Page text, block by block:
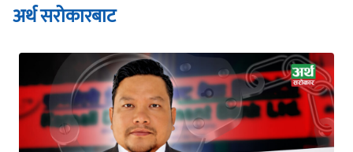
अर्थ सरोकारबाट